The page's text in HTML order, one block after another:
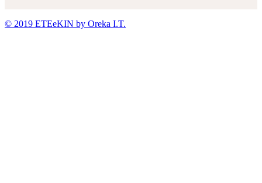
© 2019 ETEeKIN by Oreka I.T.